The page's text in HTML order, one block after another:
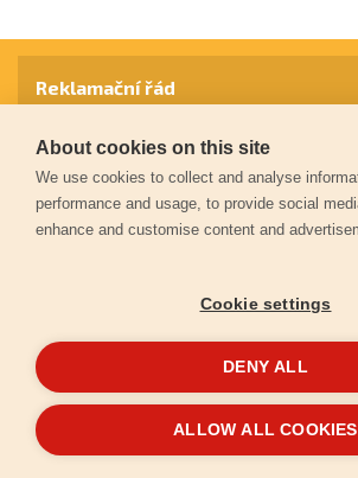
© 2026Extol.cz- Všechna
Reklamační řád
Záruční podmínky
Ochrana osobních údajů
VytvořiloFEO
About cookies on this site
We use cookies to collect and analyse
performance and usage, to provide social
enhance and customise content and
Cookie settings
DENY ALL
ALLOW ALL COOKIES